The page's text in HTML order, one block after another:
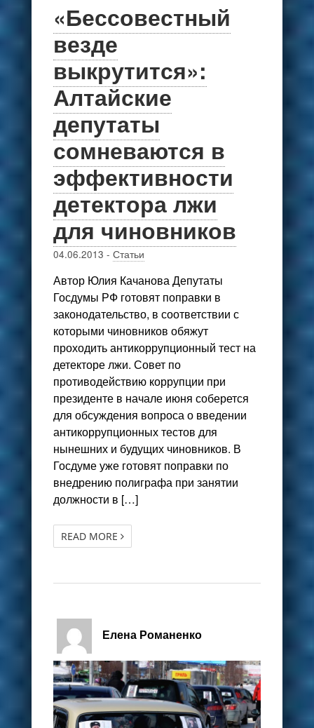
«Бессовестный
везде
выкрутится»:
Алтайские
депутаты
сомневаются в
эффективности
детектора лжи
для чиновников
04.06.2013 - Статьи
Автор Юлия Качанова Депутаты
Госдумы РФ готовят поправки в
законодательство, в соответствии с
которыми чиновников обяжут
проходить антикоррупционный тест на
детекторе лжи. Совет по
противодействию коррупции при
президенте в начале июня соберется
для обсуждения вопроса о введении
антикоррупционных тестов для
нынешних и будущих чиновников. В
Госдуме уже готовят поправки по
внедрению полиграфа при занятии
должности в […]
READ MORE
Елена Романенко